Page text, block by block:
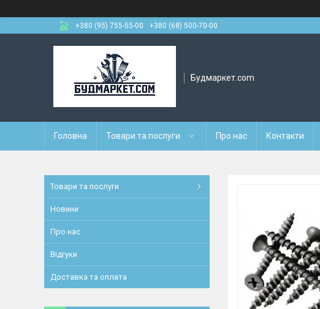
+380 (95) 755-55-00
+380 (68) 500-70-00
Будмаркет.com
Головна Товари та послуги Про нас Контакти
Товари та послуги
Новини
Про нас
Відгуки
Доставка та оплата